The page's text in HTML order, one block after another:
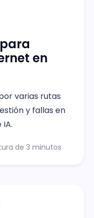
en
varias rutas
y fallas en
de 3 minutos